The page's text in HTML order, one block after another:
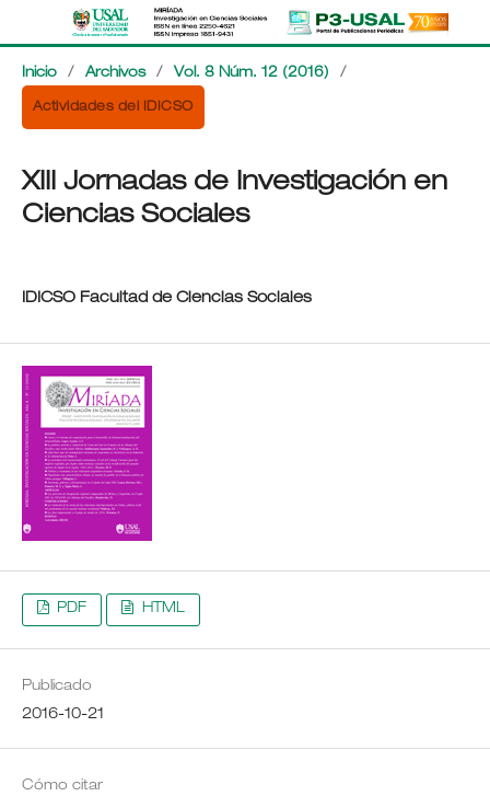
Inicio / Archivos / Vol. 8 Núm. 12 (2016) /
Actividades del IDICSO
XIII Jornadas de Investigación en
Ciencias Sociales
IDICSO Facultad de Ciencias Sociales
PDF HTML
Publicado
2016-10-21
Cómo citar